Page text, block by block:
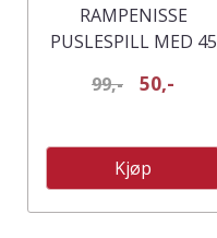
RAMPENISSE
PUSLESPILL MED 45
99,- 50,-
Kjøp